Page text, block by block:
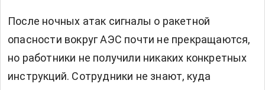
После ночных атак сигналы о ракетной
опасности вокруг АЭС почти не прекращаются,
но работники не получили никаких конкретных
инструкций. Сотрудники не знают, куда